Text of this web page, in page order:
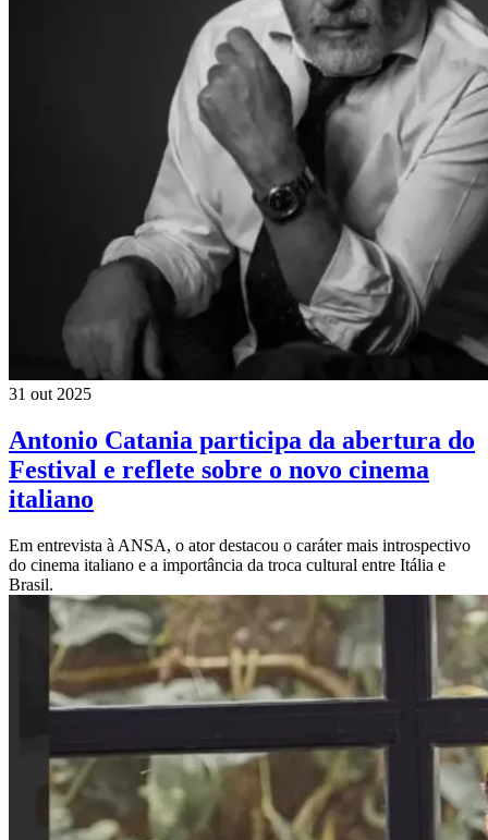
31 out 2025
Antonio Catania participa da abertura do
Festival e reflete sobre o novo cinema
italiano
Em entrevista à ANSA, o ator destacou o caráter mais introspectivo
do cinema italiano e a importância da troca cultural entre Itália e
Brasil.